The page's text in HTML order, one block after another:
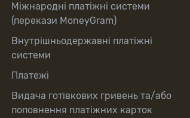
Міжнародні платіжні системи
(перекази MoneyGram)
Внутрішньодержавні платіжні
системи
Платежі
Видача готівкових гривень та/або
поповнення платіжних карток